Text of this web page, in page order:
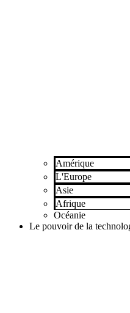
Amérique
L'Europe
Asie
Afrique
Océanie
Le pouvoir de la